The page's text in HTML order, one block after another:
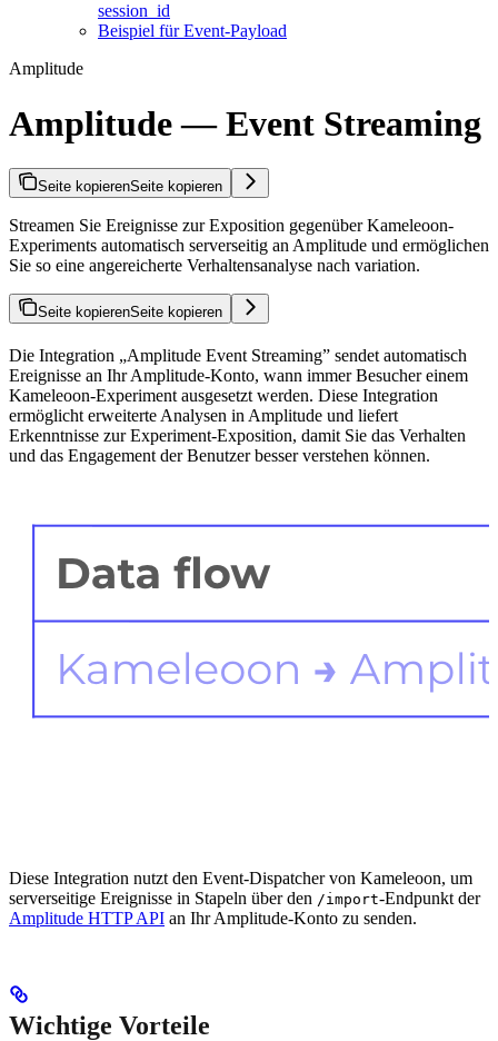
session_id
Beispiel für Event-Payload
Amplitude
Amplitude — Event Streaming
Seite kopierenSeite kopieren
Streamen Sie Ereignisse zur Exposition gegenüber Kameleoon-
Experiments automatisch serverseitig an Amplitude und ermöglichen
Sie so eine angereicherte Verhaltensanalyse nach variation.
Seite kopierenSeite kopieren
Die Integration „Amplitude Event Streaming” sendet automatisch
Ereignisse an Ihr Amplitude-Konto, wann immer Besucher einem
Kameleoon-Experiment ausgesetzt werden. Diese Integration
ermöglicht erweiterte Analysen in Amplitude und liefert
Erkenntnisse zur Experiment-Exposition, damit Sie das Verhalten
und das Engagement der Benutzer besser verstehen können.
Diese Integration nutzt den Event-Dispatcher von Kameleoon, um
serverseitige Ereignisse in Stapeln über den /import-Endpunkt der
Amplitude HTTP API an Ihr Amplitude-Konto zu senden.
Wichtige Vorteile